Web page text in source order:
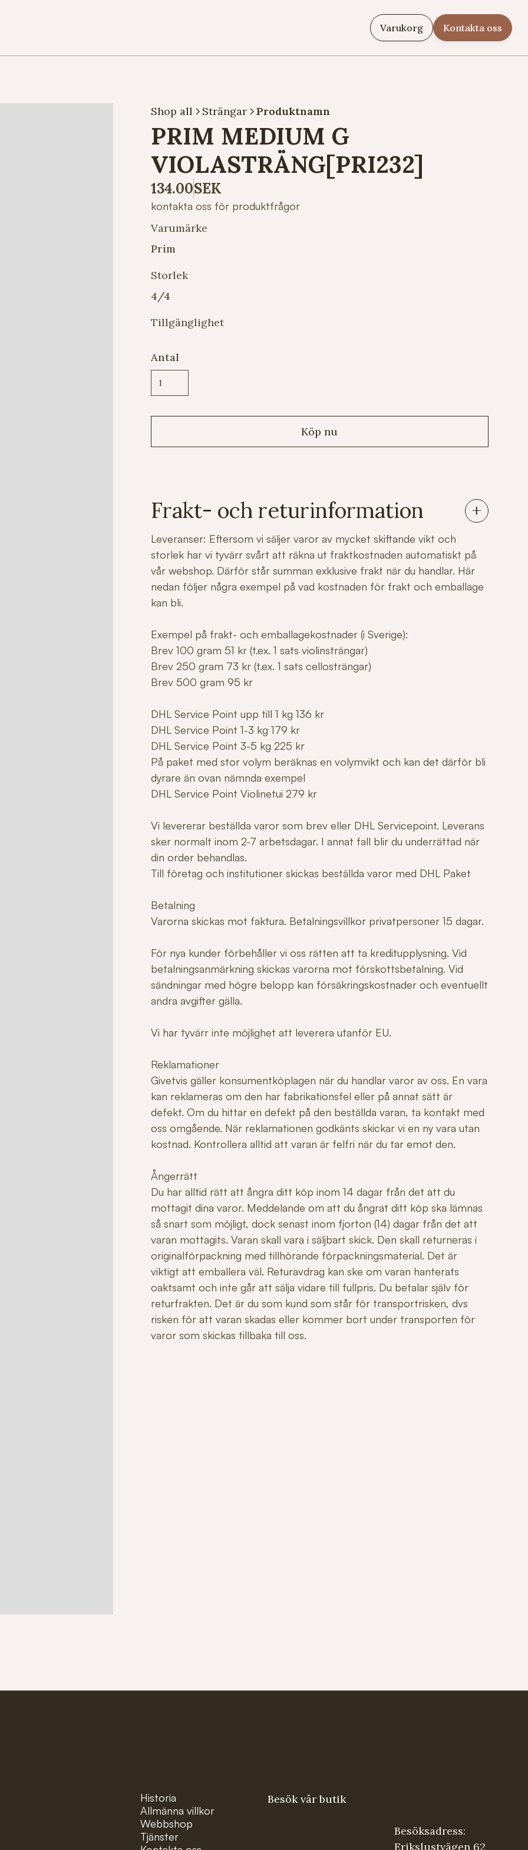
Varukorg Kontakta oss
Shop all Strängar Produktnamn
PRIM MEDIUM G
VIOLASTRÄNG[PRI232]
134.00SEK
kontakta oss för produktfrågor
Varumärke
Prim
Storlek
4/4
Tillgänglighet
Antal
Frakt- och returinformation
Leveranser: Eftersom vi säljer varor av mycket skiftande vikt och
storlek har vi tyvärr svårt att räkna ut fraktkostnaden automatiskt på
vår webshop. Därför står summan exklusive frakt när du handlar. Här
nedan följer några exempel på vad kostnaden för frakt och emballage
kan bli.
Exempel på frakt- och emballagekostnader (i Sverige):
Brev 100 gram 51 kr (t.ex. 1 sats violinsträngar)
Brev 250 gram 73 kr (t.ex. 1 sats cellosträngar)
Brev 500 gram 95 kr
DHL Service Point upp till 1 kg 136 kr
DHL Service Point 1-3 kg 179 kr
DHL Service Point 3-5 kg 225 kr
På paket med stor volym beräknas en volymvikt och kan det därför bli
dyrare än ovan nämnda exempel
DHL Service Point Violinetui 279 kr
Vi levererar beställda varor som brev eller DHL Servicepoint. Leverans
sker normalt inom 2-7 arbetsdagar. I annat fall blir du underrättad när
din order behandlas.
Till företag och institutioner skickas beställda varor med DHL Paket
Betalning
Varorna skickas mot faktura. Betalningsvillkor privatpersoner 15 dagar.
För nya kunder förbehåller vi oss rätten att ta kreditupplysning. Vid
betalningsanmärkning skickas varorna mot förskottsbetalning. Vid
sändningar med högre belopp kan försäkringskostnader och eventuellt
andra avgifter gälla.
Vi har tyvärr inte möjlighet att leverera utanför EU.
Reklamationer
Givetvis gäller konsumentköplagen när du handlar varor av oss. En vara
kan reklameras om den har fabrikationsfel eller på annat sätt är
defekt. Om du hittar en defekt på den beställda varan, ta kontakt med
oss omgående. När reklamationen godkänts skickar vi en ny vara utan
kostnad. Kontrollera alltid att varan är felfri när du tar emot den.
Ångerrätt
Du har alltid rätt att ångra ditt köp inom 14 dagar från det att du
mottagit dina varor. Meddelande om att du ångrat ditt köp ska lämnas
så snart som möjligt, dock senast inom fjorton (14) dagar från det att
varan mottagits. Varan skall vara i säljbart skick. Den skall returneras i
originalförpackning med tillhörande förpackningsmaterial. Det är
viktigt att emballera väl. Returavdrag kan ske om varan hanterats
oaktsamt och inte går att sälja vidare till fullpris. Du betalar själv för
returfrakten. Det är du som kund som står för transportrisken, dvs
risken för att varan skadas eller kommer bort under transporten för
varor som skickas tillbaka till oss.
Historia
Allmänna villkor
Webbshop
Tjänster
Besök vår butik
Besöksadress:
Erikslustvägen 62